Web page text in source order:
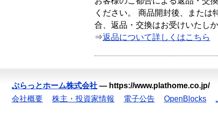
ください。 商品開封後、または
合、返品・交換はお受けいたし
⇒返品について詳しくはこちら
ぷらっとホーム株式会社 — https://www.plathome.co.jp/
会社概要
株主・投資家情報 電子公告 OpenBlocks